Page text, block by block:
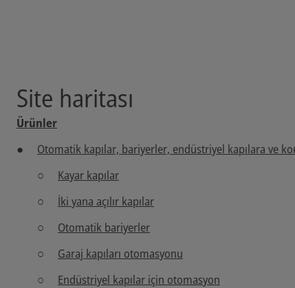
Site haritası
Ürünler
Otomatik kapılar, bariyerler, endüstriyel kapılara ve
Kayar kapılar
İki yana açılır kapılar
Otomatik bariyerler
Garaj kapıları otomasyonu
Endüstriyel kapılar için otomasyon